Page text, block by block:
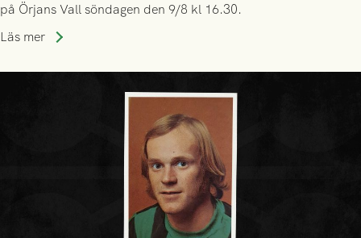
på Örjans Vall söndagen den 9/8 kl 16.30.
Läs mer